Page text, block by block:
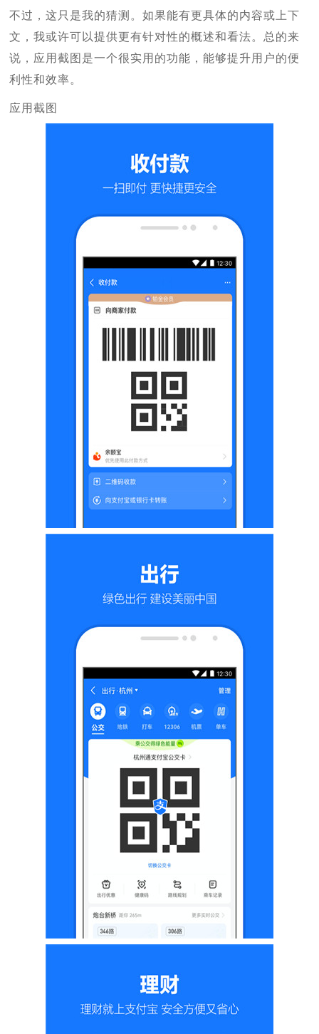
不过，这只是我的猜测。如果能有更具体的内容或上下
文，我或许可以提供更有针对性的概述和看法。总的来
说，应用截图是一个很实用的功能，能够提升用户的便
利性和效率。
应用截图